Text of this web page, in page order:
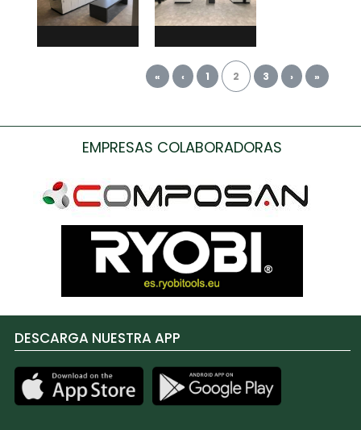
« ‹ 1 2 3 › »
EMPRESAS COLABORADORAS
DESCARGA NUESTRA APP